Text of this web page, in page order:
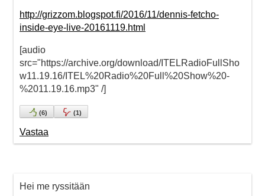
http://grizzom.blogspot.fi/2016/11/dennis-fetcho-
inside-eye-live-20161119.html
[audio
src="https://archive.org/download/ITELRadioFullSho
w11.19.16/ITEL%20Radio%20Full%20Show%20-
%2011.19.16.mp3" /]
(6) (1)
Vastaa
Hei me ryssitään